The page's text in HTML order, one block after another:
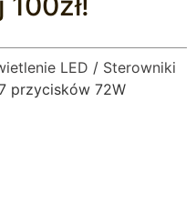
LED / Sterowniki
przycisków 72W